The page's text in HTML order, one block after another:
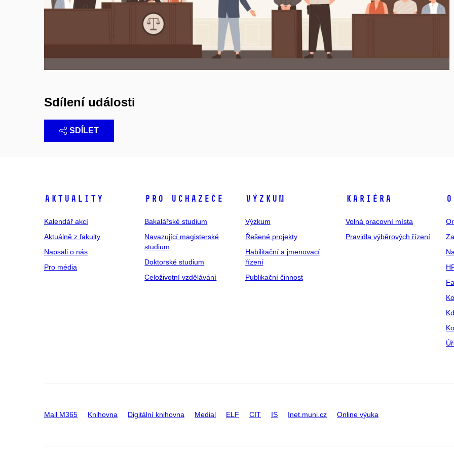
Sdílení události
SDÍLET
Aktuality
Kalendář akcí
Aktuálně z fakulty
Napsali o nás
Pro média
Pro uchazeče
Bakalářské studium
Navazující magisterské
studium
Doktorské studium
Celoživotní vzdělávání
Výzkum
Výzkum
Řešené projekty
Habilitační a jmenovací
řízení
Publikační činnost
Kariéra
Volná pracovní místa
Pravidla výběrových řízení
Mail M365 Knihovna Digitální knihovna Medial ELF CIT IS Inet.muni.cz Online výuka